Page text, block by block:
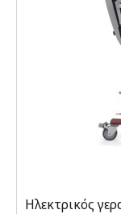
Ηλεκτρικός